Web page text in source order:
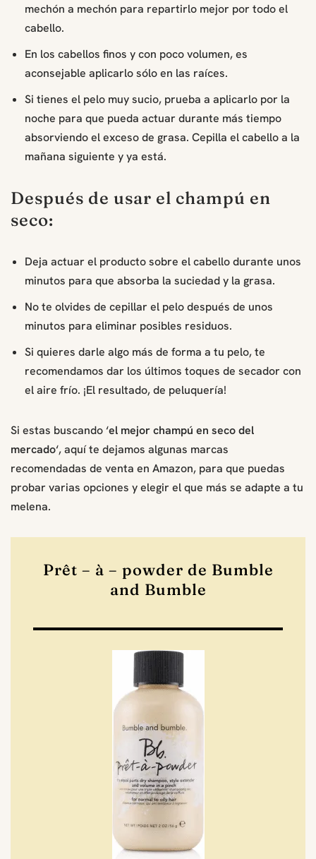
mechón a mechón para repartirlo mejor por todo el
cabello.
En los cabellos finos y con poco volumen, es
aconsejable aplicarlo sólo en las raíces.
Si tienes el pelo muy sucio, prueba a aplicarlo por la
noche para que pueda actuar durante más tiempo
absorviendo el exceso de grasa. Cepilla el cabello a la
mañana siguiente y ya está.
Después de usar el champú en
seco:
Deja actuar el producto sobre el cabello durante unos
minutos para que absorba la suciedad y la grasa.
No te olvides de cepillar el pelo después de unos
minutos para eliminar posibles residuos.
Si quieres darle algo más de forma a tu pelo, te
recomendamos dar los últimos toques de secador con
el aire frío. ¡El resultado, de peluquería!
Si estas buscando ‘el mejor champú en seco del
mercado‘, aquí te dejamos algunas marcas
recomendadas de venta en Amazon, para que puedas
probar varias opciones y elegir el que más se adapte a tu
melena.
Prêt – à – powder de Bumble
and Bumble